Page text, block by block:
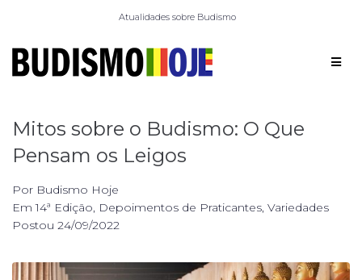
Atualidades sobre Budismo
Mitos sobre o Budismo: O Que
Pensam os Leigos
Por Budismo Hoje
Em14ª Edição, Depoimentos de Praticantes, Variedades
Postou 24/09/2022